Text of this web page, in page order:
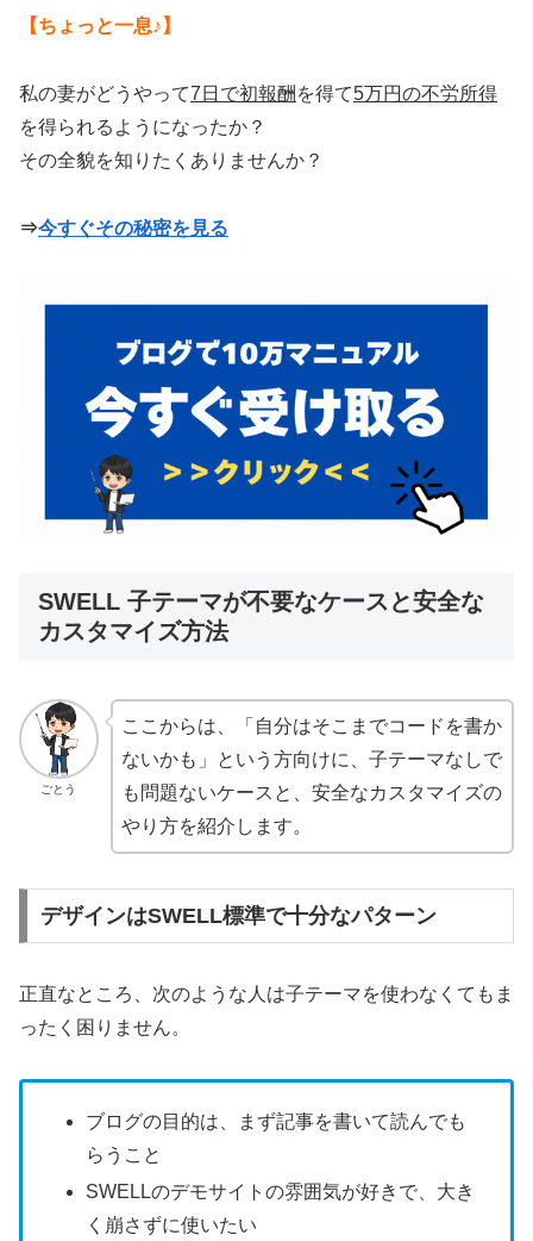
【ちょっと一息♪】
私の妻がどうやって7日で初報酬 を得て5万円の不労所得
を得られるようになったか？
その全貌を知りたくありませんか？
⇒今すぐその秘密を見る
SWELL 子テーマが不要なケースと安全な
カスタマイズ方法
ごとう
ここからは、「自分はそこまでコードを書か
ないかも」という方向けに、子テーマなしで
も問題ないケースと、安全なカスタマイズの
やり方を紹介します。
デザインはSWELL標準で十分なパターン
正直なところ、次のような人は子テーマを使わなくてもま
ったく困りません。
ブログの目的は、まず記事を書いて読んでも
らうこと
SWELLのデモサイトの雰囲気が好きで、大き
く崩さずに使いたい